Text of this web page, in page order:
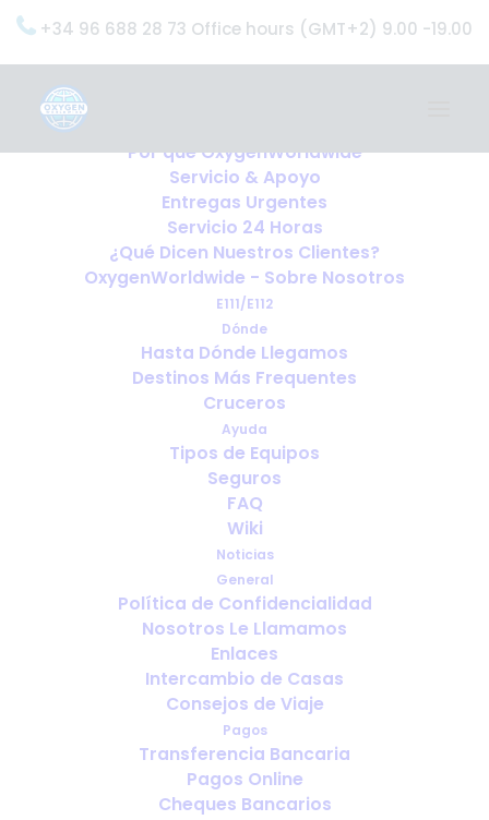
+34 96 688 28 73 Office hours (GMT+2) 9.00 -19.00
OxygenWorldwide (¿Qué Hacemos?)
Por qué OxygenWorldwide
Servicio & Apoyo
Entregas Urgentes
Servicio 24 Horas
¿Qué Dicen Nuestros Clientes?
OxygenWorldwide - Sobre Nosotros
E111/E112
Dónde
Hasta Dónde Llegamos
Destinos Más Frequentes
Cruceros
Ayuda
Tipos de Equipos
Seguros
FAQ
Wiki
Noticias
General
Política de Confidencialidad
Nosotros Le Llamamos
Enlaces
Intercambio de Casas
Consejos de Viaje
Pagos
Transferencia Bancaria
Pagos Online
Cheques Bancarios
¿Con cuánta antelación debo
reservar el oxígeno para viajar?